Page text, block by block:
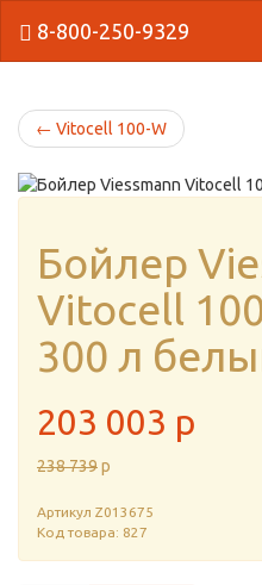
8-800-250-9329
← Vitocell 100-W
Бойлер
Vitocell
300 л
203 003 p
238 739p
Артикул Z013675
Код товара: 827